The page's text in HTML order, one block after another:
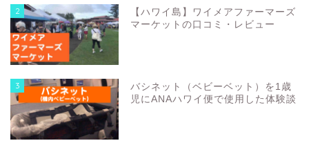
2
【ハワイ島】ワイメアファーマーズ
マーケットの口コミ・レビュー
3
バシネット（ベビーベット）を1歳
児にANAハワイ便で使用した体験談